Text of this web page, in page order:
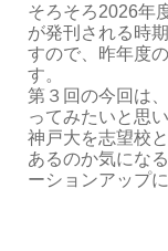
そろそろ2026年
が発刊される時
すので、昨年度
す。
第３回の今回は
ってみたいと思い
神戸大を志望校
あるのか気にな
ーションアップ